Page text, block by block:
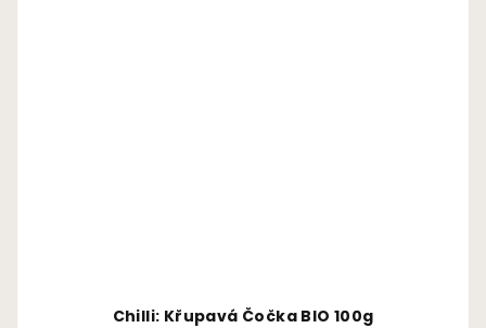
Chilli: Křupavá Čočka BIO 100g